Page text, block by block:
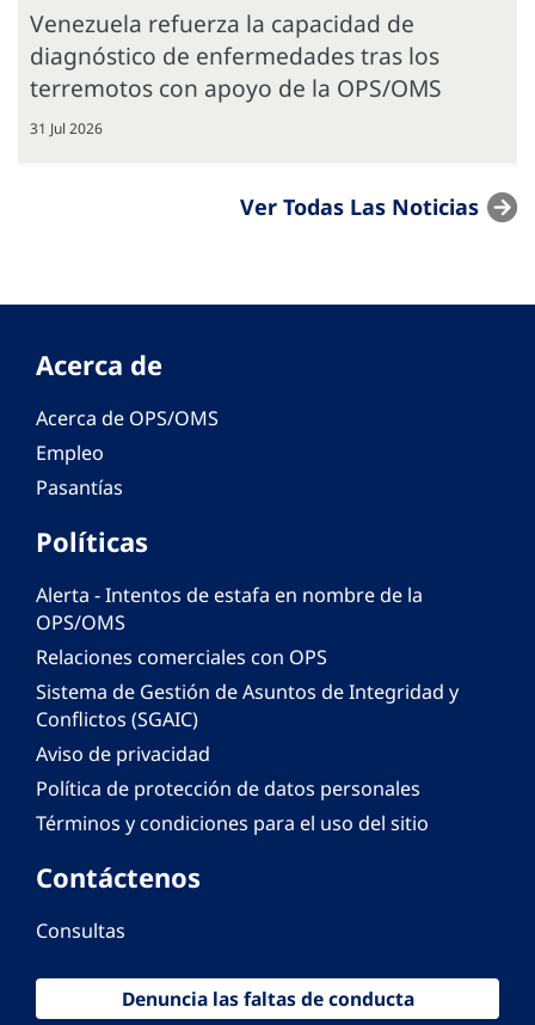
Venezuela refuerza la capacidad de
diagnóstico de enfermedades tras los
terremotos con apoyo de la OPS/OMS
31 Jul 2026
Ver Todas Las Noticias
Acerca de
Acerca de OPS/OMS
Empleo
Pasantías
Políticas
Alerta - Intentos de estafa en nombre de la
OPS/OMS
Relaciones comerciales con OPS
Sistema de Gestión de Asuntos de Integridad y
Conflictos (SGAIC)
Aviso de privacidad
Política de protección de datos personales
Términos y condiciones para el uso del sitio
Contáctenos
Consultas
Denuncia las faltas de conducta